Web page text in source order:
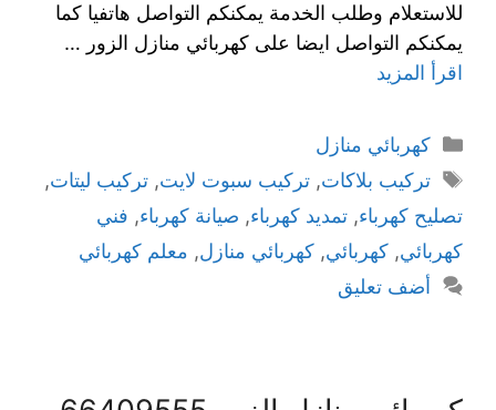
للاستعلام وطلب الخدمة يمكنكم التواصل هاتفيا كما
يمكنكم التواصل ايضا على كهربائي منازل الزور …
اقرأ المزيد
كهربائي منازل
تركيب بلاكات, تركيب سبوت لايت, تركيب ليتات,
تصليح كهرباء, تمديد كهرباء, صيانة كهرباء, فني
كهربائي, كهربائي, كهربائي منازل, معلم كهربائي
أضف تعليق